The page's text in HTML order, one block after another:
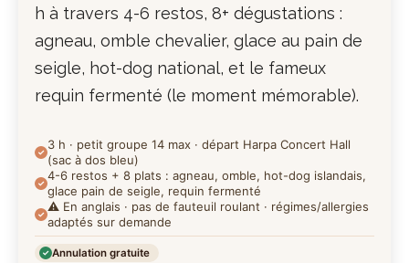
h à travers 4-6 restos, 8+ dégustations :
agneau, omble chevalier, glace au pain de
seigle, hot-dog national, et le fameux
requin fermenté (le moment mémorable).
3 h · petit groupe 14 max · départ Harpa Concert Hall
(sac à dos bleu)
4-6 restos + 8 plats : agneau, omble, hot-dog islandais,
glace pain de seigle, requin fermenté
⚠️ En anglais · pas de fauteuil roulant · régimes/allergies
adaptés sur demande
Annulation gratuite